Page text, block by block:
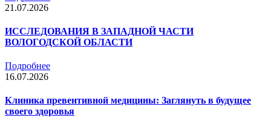
21.07.2026
ИССЛЕДОВАНИЯ В ЗАПАДНОЙ ЧАСТИ
ВОЛОГОДСКОЙ ОБЛАСТИ
Подробнее
16.07.2026
Клиника превентивной медицины: Заглянуть в будущее
своего здоровья